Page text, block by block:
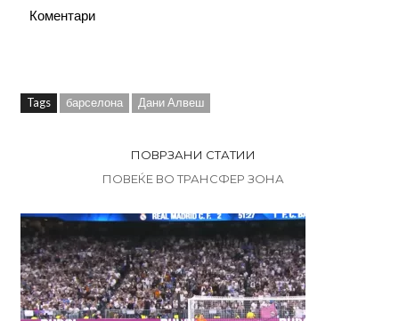
Коментари
Tags барселона Дани Алвеш
ПОВРЗАНИ СТАТИИ
ПОВЕЌЕ ВО ТРАНСФЕР ЗОНА